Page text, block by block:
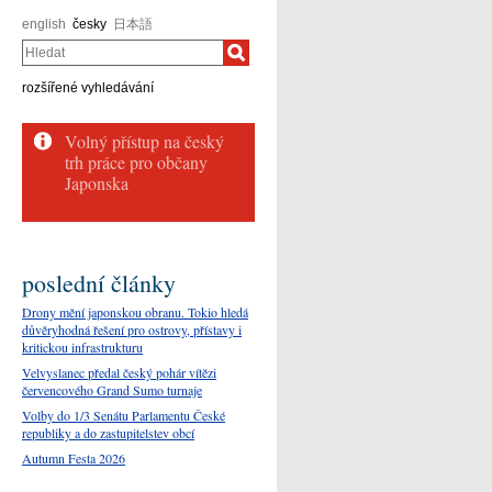
english česky 日本語
Hledat
rozšířené vyhledávání
poslední články
Drony mění japonskou obranu. Tokio hledá
důvěryhodná řešení pro ostrovy, přístavy i
kritickou infrastrukturu
Velvyslanec předal český pohár vítězi
červencového Grand Sumo turnaje
Volby do 1/3 Senátu Parlamentu České
republiky a do zastupitelstev obcí
Autumn Festa 2026